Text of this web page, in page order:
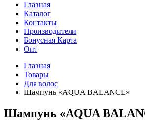
Главная
Каталог
Контакты
Производители
Бонусная Карта
Опт
Главная
Товары
Для волос
Шампунь «AQUA BALANCE»
Шампунь «AQUA